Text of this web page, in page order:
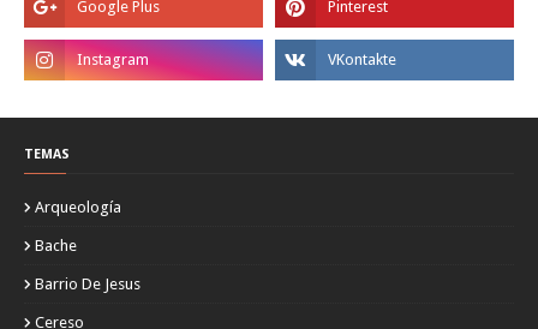
TEMAS
Arqueología
Bache
Barrio De Jesus
Cereso